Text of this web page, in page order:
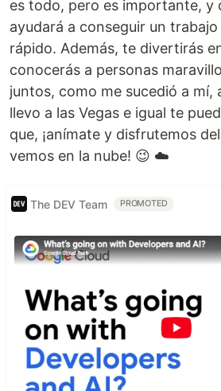
es todo, pero es importante, y
ayudará a conseguir un
rápido. Además, te divertirás
conocerás a personas
juntos, como me sucedió a mí,
llevo a las Vegas e igual te
que, ¡anímate y disfrutemos
vemos en la nube! 😉 ☁️
The DEV Team PROMOTED